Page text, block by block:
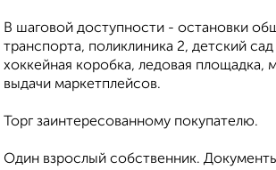
В шаговой доступности - остановки
транспорта, поликлиника 2, детский
хоккейная коробка, ледовая площадка,
выдачи маркетплейсов.
Торг заинтересованному покупателю.
Один взрослый собственник.